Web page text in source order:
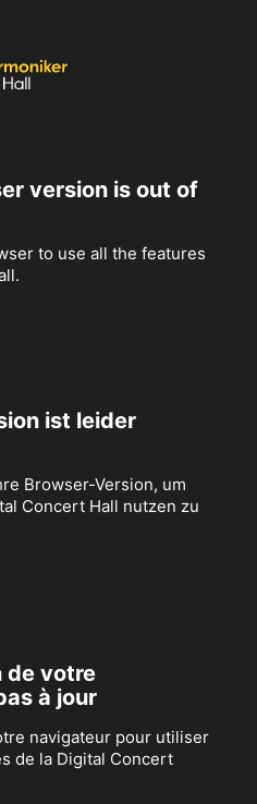
version is out of
to use all the features
ist leider
Browser-Version, um
Concert Hall nutzen zu
de votre
à jour
navigateur pour utiliser
de la Digital Concert